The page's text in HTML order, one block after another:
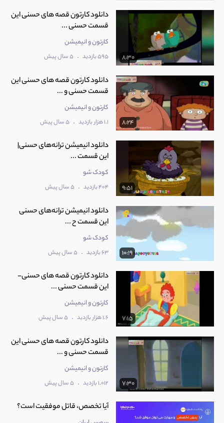
8:30
دانلود کارتون قصه های حسنی این
قسمت حسنی ...
کارتون و انیمیشن
595 بازدید . 5 سال پیش
8:24
دانلود کارتون قصه های حسنی این
قسمت حسنی و ...
کارتون و انیمیشن
1.1 هزار بازدید . 5 سال پیش
9:51
دانلود انیمیشن ترانه‌های حسنی|
این قسمت ...
کودک شو
404 بازدید . 5 سال پیش
10:19
دانلود انیمیشن ترانه‌های حسنی
این قسمت ح ...
کودک شو
63 بازدید . 5 سال پیش
7:15
دانلود کارتون قصه های حسنی-
این قسمت حسنی ...
کارتون و انیمیشن
1.6 هزار بازدید . 5 سال پیش
7:30
دانلود کارتون قصه های حسنی این
قسمت حسنی و ...
کارتون و انیمیشن
1,012 بازدید . 5 سال پیش
آیا تخصص، قاتل موفقیت است؟